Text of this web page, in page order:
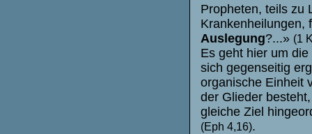
Propheten, teils zu
Krankenheilungen,
Auslegung?...» (1
Es geht hier um
sich gegenseitig
organische Einheit
der Glieder
gleiche Ziel
(Eph 4,16).